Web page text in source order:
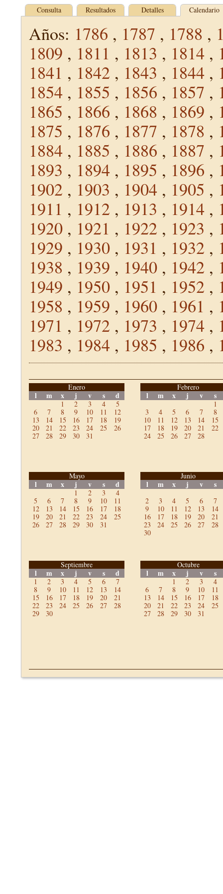
Consulta Resultados Detalles Calendario
Años: 1786 , 1787 , 1788 ,
1809 , 1811 , 1813 , 1814 ,
1841 , 1842 , 1843 , 1844 ,
1854 , 1855 , 1856 , 1857 ,
1865 , 1866 , 1868 , 1869 ,
1875 , 1876 , 1877 , 1878 ,
1884 , 1885 , 1886 , 1887 ,
1893 , 1894 , 1895 , 1896 ,
1902 , 1903 , 1904 , 1905 ,
1911 , 1912 , 1913 , 1914 ,
1920 , 1921 , 1922 , 1923 ,
1929 , 1930 , 1931 , 1932 ,
1938 , 1939 , 1940 , 1942 ,
1949 , 1950 , 1951 , 1952 ,
1958 , 1959 , 1960 , 1961 ,
1971 , 1972 , 1973 , 1974 ,
1983 , 1984 , 1985 , 1986 ,
Enero
l m x j v s d
1 2 3 4
5
6
7 8 9 10 11
12
13
14 15 16 17 18
19
20
21 22 23 24 25
26
27
28 29 30 31
Febrero
l m x j v s
1
3
4 5 6 7
8
10
11 12 13 14
15
17
18 19 20 21
22
24
25 26 27 28
Mayo
l m x j v s d
1 2 3
4
5
6 7 8 9 10
11
12
13 14 15 16 17
18
19
20 21 22 23 24
25
26
27 28 29 30 31
Junio
l m x j v s
2 3 4 5 6
7
9
10 11 12 13
14
16
17 18 19 20
21
23
24 25 26 27
28
30
Septiembre
l m x j v s d
1 2 3 4 5 6
7
8
9 10 11 12 13
14
15
16 17 18 19 20
21
22
23 24 25 26 27
28
29
30
Octubre
l m x j v s
1 2 3
4
6
7 8 9 10
11
13
14 15 16 17
18
20
21 22 23 24
25
27
28 29 30 31